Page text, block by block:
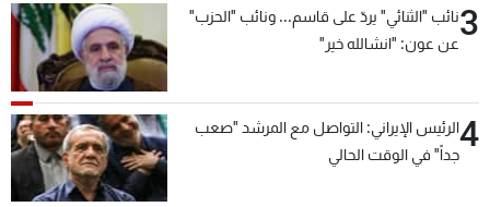
3نائب "الثنائي" يردّ على قاسم... ونائب "الحزب"
عن عون: "انشالله خير"
4الرئيس الإيراني: التواصل مع المرشد "صعب
جداً" في الوقت الحالي